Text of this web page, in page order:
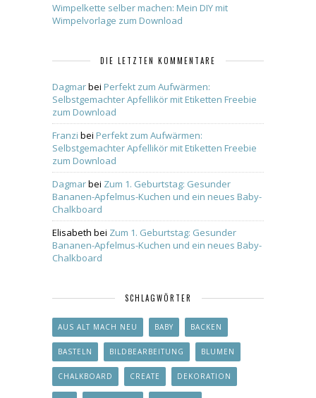
Wimpelkette selber machen: Mein DIY mit
Wimpelvorlage zum Download
DIE LETZTEN KOMMENTARE
Dagmarbei Perfekt zum Aufwärmen:
Selbstgemachter Apfellikör mit Etiketten Freebie
zum Download
Franzi bei Perfekt zum Aufwärmen:
Selbstgemachter Apfellikör mit Etiketten Freebie
zum Download
Dagmarbei Zum 1. Geburtstag: Gesunder
Bananen-Apfelmus-Kuchen und ein neues Baby-
Chalkboard
Elisabeth bei Zum 1. Geburtstag: Gesunder
Bananen-Apfelmus-Kuchen und ein neues Baby-
Chalkboard
SCHLAGWÖRTER
AUS ALT MACH NEU BABY BACKEN
BASTELN BILDBEARBEITUNG BLUMEN
CHALKBOARD CREATE DEKORATION